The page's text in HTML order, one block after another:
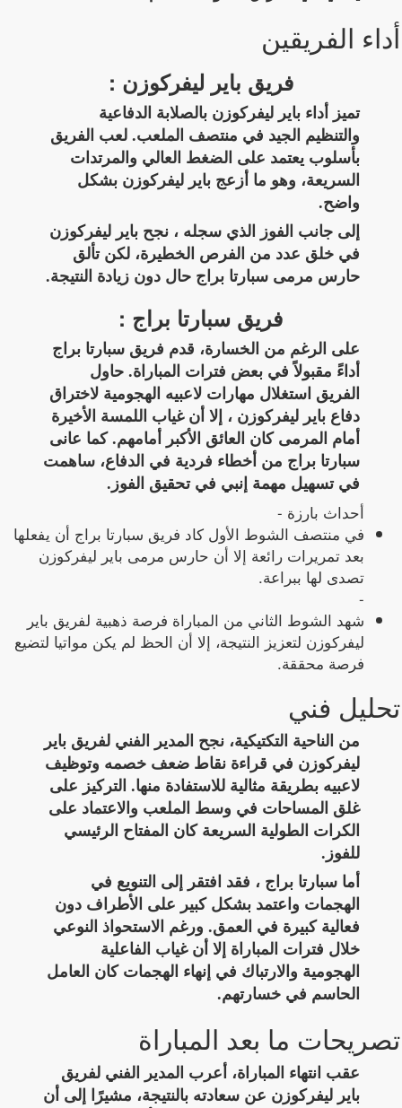
أداء الفريقين
فريق باير ليفركوزن :
تميز أداء باير ليفركوزن بالصلابة الدفاعية
والتنظيم الجيد في منتصف الملعب. لعب الفريق
بأسلوب يعتمد على الضغط العالي والمرتدات
السريعة، وهو ما أزعج باير ليفركوزن بشكل
واضح.
إلى جانب الفوز الذي سجله ، نجح باير ليفركوزن
في خلق عدد من الفرص الخطيرة، لكن تألق
حارس مرمى سبارتا براج حال دون زيادة النتيجة.
فريق سبارتا براج :
على الرغم من الخسارة، قدم فريق سبارتا براج
أداءً مقبولاً في بعض فترات المباراة. حاول
الفريق استغلال مهارات لاعبيه الهجومية لاختراق
دفاع باير ليفركوزن ، إلا أن غياب اللمسة الأخيرة
أمام المرمى كان العائق الأكبر أمامهم. كما عانى
سبارتا براج من أخطاء فردية في الدفاع، ساهمت
في تسهيل مهمة إنبي في تحقيق الفوز.
أحداث بارزة -
في منتصف الشوط الأول كاد فريق سبارتا براج أن يفعلها
بعد تمريرات رائعة إلا أن حارس مرمى باير ليفركوزن
تصدى لها ببراعة.
-
شهد الشوط الثاني من المباراة فرصة ذهبية لفريق باير
ليفركوزن لتعزيز النتيجة، إلا أن الحظ لم يكن مواتيا لتضيع
فرصة محققة.
تحليل فني
من الناحية التكتيكية، نجح المدير الفني لفريق باير
ليفركوزن في قراءة نقاط ضعف خصمه وتوظيف
لاعبيه بطريقة مثالية للاستفادة منها. التركيز على
غلق المساحات في وسط الملعب والاعتماد على
الكرات الطولية السريعة كان المفتاح الرئيسي
للفوز.
أما سبارتا براج ، فقد افتقر إلى التنويع في
الهجمات واعتمد بشكل كبير على الأطراف دون
فعالية كبيرة في العمق. ورغم الاستحواذ النوعي
خلال فترات المباراة إلا أن غياب الفاعلية
الهجومية والارتباك في إنهاء الهجمات كان العامل
الحاسم في خسارتهم.
تصريحات ما بعد المباراة
عقب انتهاء المباراة، أعرب المدير الفني لفريق
باير ليفركوزن عن سعادته بالنتيجة، مشيرًا إلى أن